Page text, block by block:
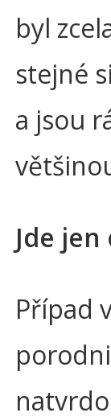
byl
stejné
a jsou
Jde
Případ